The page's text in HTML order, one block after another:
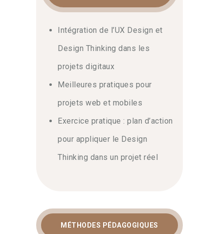
Intégration de l’UX Design et
Design Thinking dans les
projets digitaux
Meilleures pratiques pour
projets web et mobiles
Exercice pratique : plan d’action
pour appliquer le Design
Thinking dans un projet réel
MÉTHODES PÉDAGOGIQUES